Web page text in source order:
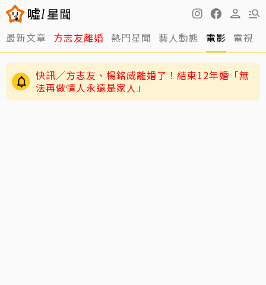
最新文章 方志友離婚 熱門星聞 藝人動態 電影 電視
12年婚姻走到盡頭早有跡象？楊銘威、方志友過
去婚姻裂痕一次看